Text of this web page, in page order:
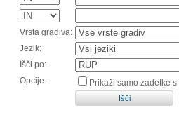
Vrsta gradiva:
Jezik:
Išči po:
Opcije:
Prikaži samo zadetke